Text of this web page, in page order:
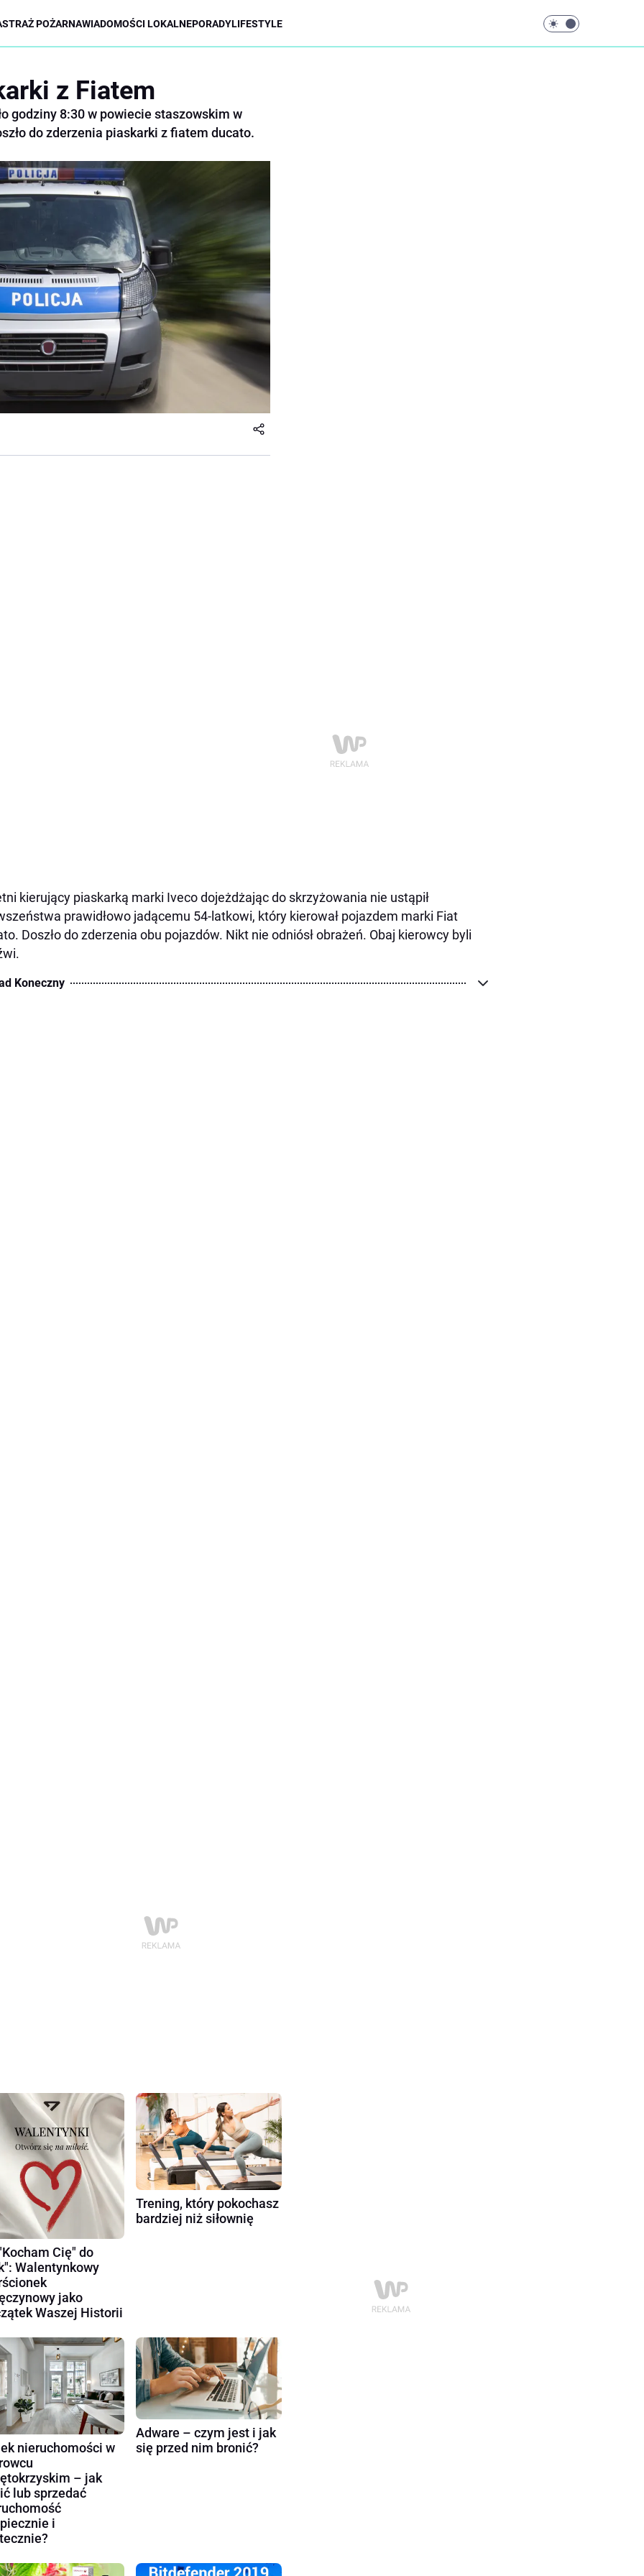
STRAŻ POŻARNAWIADOMOŚCI LOKALNEPORADYLIFESTYLE
z Fiatem
godziny 8:30 w powiecie staszowskim w
do zderzenia piaskarki z fiatem ducato.
kierujący piaskarką marki Iveco dojeżdżając do skrzyżowania nie ustąpił
prawidłowo jadącemu 54-latkowi, który kierował pojazdem marki Fiat
Doszło do zderzenia obu pojazdów. Nikt nie odniósł obrażeń. Obaj kierowcy byli
Koneczny
Cię" do
Walentynkowy
jako
Waszej Historii
Trening, który pokochasz
bardziej niż siłownię
nieruchomości w
– jak
lub sprzedać
i
Adware – czym jest i jak
się przed nim bronić?